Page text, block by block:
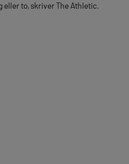
eller to, skriver The Athletic.